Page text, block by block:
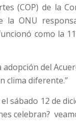
(COP) de la
la ONU
como la
del
clima diferente.”
sábado 12 de
celebran?